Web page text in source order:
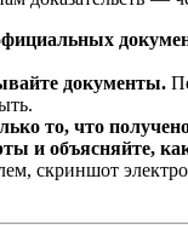
документы.
то, что
и объясняйте,
скриншот